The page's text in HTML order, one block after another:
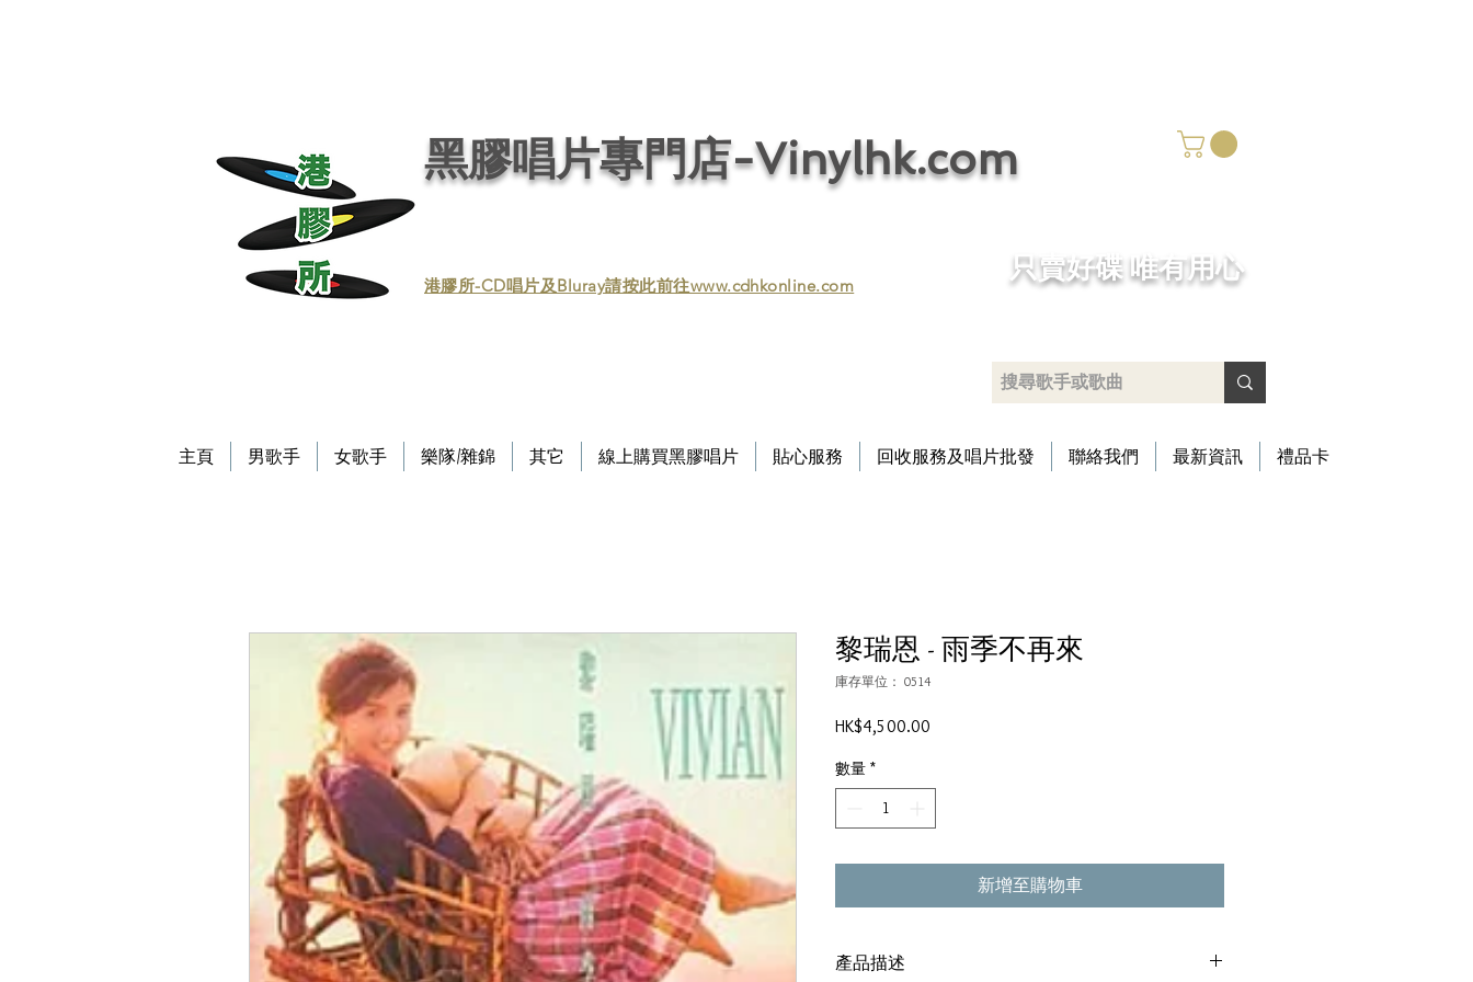
黑膠唱片專門店-Vinylhk.com
​港膠所-CD唱片及Bluray請按此前往www.cdhkonline.com ​只賣好碟 唯有用心
主頁 男歌手 女歌手 樂隊/雜錦 其它 線上購買黑膠唱片 貼心服務 回收服務及唱片批發 聯絡我們 最新資訊 禮品卡
黎瑞恩 - 雨季不再來
庫存單位： 0514
HK$4,500.00
數量 *
新增至購物車
產品描述